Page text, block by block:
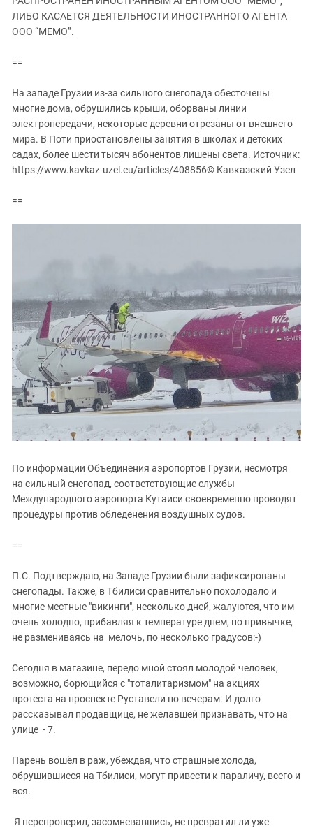
ЗАСТАВЛЯЕТ
КАВКАЗ ЗА ПАЛЕСТИНУ
Дагестан
Ингушетия
Карачаево-Черкесия
Краснодарский край
Нагорный Карабах
Российская Федерация
Южная Осетия
Южный Кавказ
ЮФО
ЛИБО КАСАЕТСЯ ДЕЯТЕЛЬНОСТИ ИНОСТРАННОГО АГЕНТА
ООО “МЕМО”.
==
На западе Грузии из-за сильного снегопада обесточены
многие дома, обрушились крыши, оборваны линии
электропередачи, некоторые деревни отрезаны от внешнего
мира. В Поти приостановлены занятия в школах и детских
садах, более шести тысяч абонентов лишены света. Источник:
https://www.kavkaz-uzel.eu/articles/408856© Кавказский Узел
==
По информации Объединения аэропортов Грузии, несмотря
на сильный снегопад, соответствующие службы
Международного аэропорта Кутаиси своевременно проводят
процедуры против обледенения воздушных судов.
==
П.С. Подтверждаю, на Западе Грузии были зафиксированы
снегопады. Также, в Тбилиси сравнительно похолодало и
многие местные "викинги", несколько дней, жалуются, что им
очень холодно, прибавляя к температуре днем, по привычке,
не размениваясь на мелочь, по несколько градусов:-)
Сегодня в магазине, передо мной стоял молодой человек,
возможно, борющийся с "тоталитаризмом" на акциях
протеста на проспекте Руставели по вечерам. И долго
рассказывал продавщице, не желавшей признавать, что на
улице - 7.
Парень вошёл в раж, убеждая, что страшные холода,
обрушившиеся на Тбилиси, могут привести к параличу, всего и
вся.
Я перепроверил, засомневавшись, не превратил ли уже